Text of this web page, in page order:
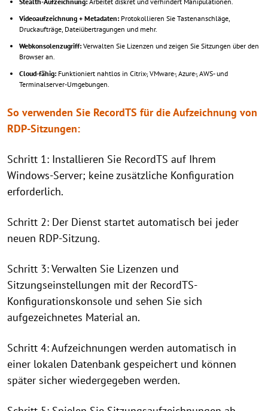
Videoaufzeichnung + Metadaten: Protokollieren Sie Tastenanschläge,
Druckaufträge, Dateiübertragungen und mehr.
Webkonsolenzugriff: Verwalten Sie Lizenzen und zeigen Sie Sitzungen über den
Browser an.
Cloud-fähig: Funktioniert nahtlos in Citrix-, VMware-, Azure-, AWS- und
Terminalserver-Umgebungen.
So verwenden Sie RecordTS für die Aufzeichnung von
RDP-Sitzungen:
Schritt 1: Installieren Sie RecordTS auf Ihrem
Windows-Server; keine zusätzliche Konfiguration
erforderlich.
Schritt 2: Der Dienst startet automatisch bei jeder
neuen RDP-Sitzung.
Schritt 3: Verwalten Sie Lizenzen und
Sitzungseinstellungen mit der RecordTS-
Konfigurationskonsole und sehen Sie sich
aufgezeichnetes Material an.
Schritt 4: Aufzeichnungen werden automatisch in
einer lokalen Datenbank gespeichert und können
später sicher wiedergegeben werden.